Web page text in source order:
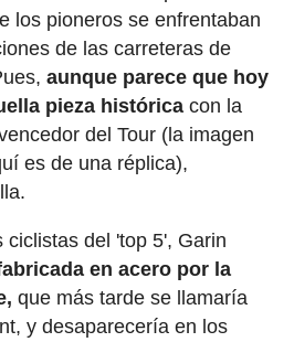
los pioneros se enfrentaban
de las carreteras de
aunque parece que hoy
pieza históricacon la
del Tour (la imagen
es de una réplica),
ciclistas del 'top 5', Garin
en acero por la
que más tarde se llamaría
y desaparecería en los